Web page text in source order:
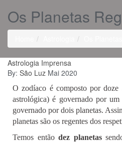
Os Planetas
Astrologia Imprensa
By: São Luz Mai 2020
O zodíaco é composto por doze
astrológica) é governado por
governado por dois planetas.
planetas são os regentes dos
Temos entãodez planetas